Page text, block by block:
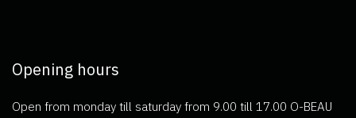
Opening hours
Open from monday till saturday from 9.00 till 17.00 O-BEAU